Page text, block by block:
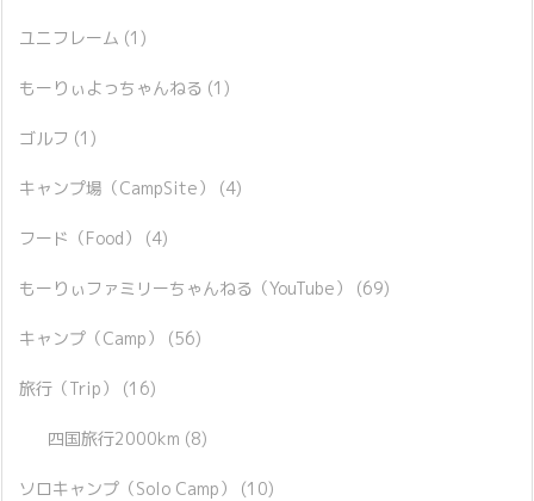
ユニフレーム (1)
もーりぃよっちゃんねる (1)
ゴルフ (1)
キャンプ場（CampSite） (4)
フード（Food） (4)
もーりぃファミリーちゃんねる（YouTube） (69)
キャンプ（Camp） (56)
旅行（Trip） (16)
四国旅行2000km (8)
ソロキャンプ（Solo Camp） (10)